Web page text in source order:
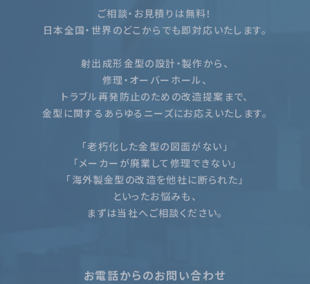
ご相談・お見積りは無料！
日本全国・世界のどこからでも即対応いたします。
射出成形金型の設計・製作から、
修理・オーバーホール、
トラブル再発防止のための改造提案まで、
金型に関するあらゆるニーズにお応えいたします。
「老朽化した金型の図面がない」
「メーカーが廃業して修理できない」
「海外製金型の改造を他社に断られた」
といったお悩みも、
まずは当社へご相談ください。
お電話からのお問い合わせ